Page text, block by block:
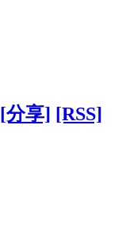
[分享] [RSS]